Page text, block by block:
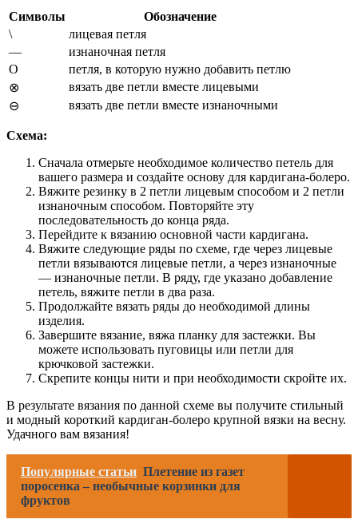
Символы
Обозначение
\
лицевая петля
—
изнаночная петля
О
петля, в которую нужно добавить петлю
⊗
вязать две петли вместе лицевыми
⊖
вязать две петли вместе изнаночными
Схема:
Сначала отмерьте необходимое количество петель для
вашего размера и создайте основу для кардигана-болеро.
Вяжите резинку в 2 петли лицевым способом и 2 петли
изнаночным способом. Повторяйте эту
последовательность до конца ряда.
Перейдите к вязанию основной части кардигана.
Вяжите следующие ряды по схеме, где через лицевые
петли вязываются лицевые петли, а через изнаночные
— изнаночные петли. В ряду, где указано добавление
петель, вяжите петли в два раза.
Продолжайте вязать ряды до необходимой длины
изделия.
Завершите вязание, вяжа планку для застежки. Вы
можете использовать пуговицы или петли для
крючковой застежки.
Скрепите концы нити и при необходимости скройте их.
В результате вязания по данной схеме вы получите стильный
и модный короткий кардиган-болеро крупной вязки на весну.
Удачного вам вязания!
Популярные статьи Плетение из газет
поросенка – необычные корзинки для
фруктов